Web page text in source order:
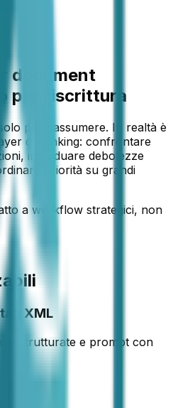
document
per riscrittura
per riassumere. In realtà è
di thinking: confrontare
individuare debolezze
priorità su grandi
a workflow strategici, non
XML
strutturate e prompt con